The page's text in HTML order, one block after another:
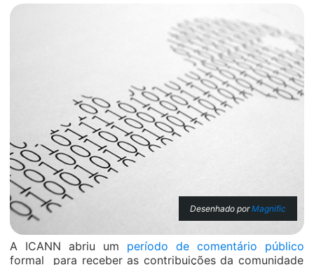
Desenhado porMagnific
A ICANN abriu um período de comentário público
formal para receber as contribuições da comunidade